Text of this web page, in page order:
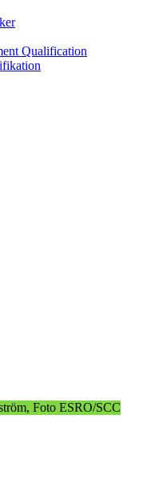
Qualification
Foto ESRO/SCC